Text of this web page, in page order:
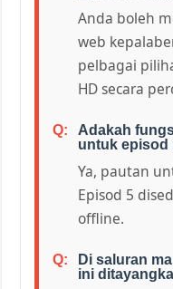
Anda boleh
web
pelbagai
HD secara
Adakah
untuk episod
Ya, pautan
Episod 5
offline.
Di saluran
ini